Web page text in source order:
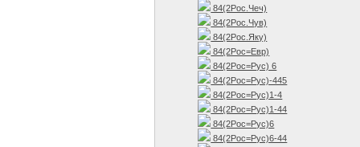
84(2Рос.Чеч)
84(2Рос.Чув)
84(2Рос.Яку)
84(2Рос=Евр)
84(2Рос=Рус) 6
84(2Рос=Рус)-445
84(2Рос=Рус)1-4
84(2Рос=Рус)1-44
84(2Рос=Рус)6
84(2Рос=Рус)6-44